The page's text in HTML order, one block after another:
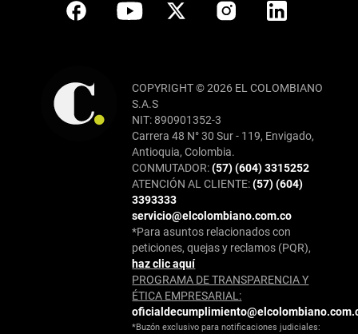
COPYRIGHT © 2026 EL COLOMBIANO
S.A.S
NIT: 890901352-3
Carrera 48 N° 30 Sur - 119, Envigado,
Antioquia, Colombia.
CONMUTADOR:(57) (604) 3315252
ATENCIÓN AL CLIENTE:(57) (604)
3393333
servicio@elcolombiano.com.co
*Para asuntos relacionados con
peticiones, quejas y reclamos (PQR),
haz clic aquí
PROGRAMA DE TRANSPARENCIA Y
ÉTICA EMPRESARIAL:
*Buzón exclusivo para notificaciones judiciales: